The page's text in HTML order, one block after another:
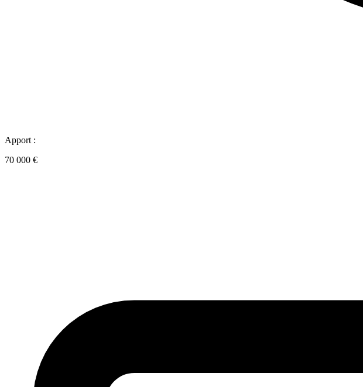
Apport :
70 000 €